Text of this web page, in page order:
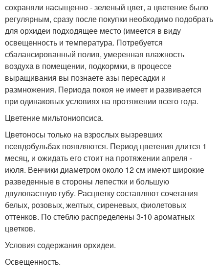
сохраняли насыщенно - зеленый цвет, а цветение было
регулярным, сразу после покупки необходимо подобрать
для орхидеи подходящее место (имеется в виду
освещенность и температура. Потребуется
сбалансированный полив, умеренная влажность
воздуха в помещении, подкормки, в процессе
выращивания вы познаете азы пересадки и
размножения. Периода покоя не имеет и развивается
при одинаковых условиях на протяжении всего года.
Цветение мильтониопсиса.
Цветоносы только на взрослых вызревших
псевдобульбах появляются. Период цветения длится 1
месяц, и ожидать его стоит на протяжении апреля -
июля. Венчики диаметром около 12 см имеют широкие
разведенные в стороны лепестки и большую
двулопастную губу. Расцветку составляют сочетания
белых, розовых, желтых, сиреневых, фиолетовых
оттенков. По стеблю распределены 3-10 ароматных
цветков.
Условия содержания орхидеи.
Освещенность.